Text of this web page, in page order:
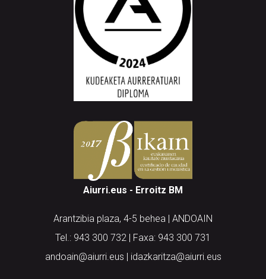
Aiurri.eus - Erroitz BM
Arantzibia plaza, 4-5 behea | ANDOAIN
Tel.: 943 300 732 | Faxa: 943 300 731
andoain@aiurri.eus | idazkaritza@aiurri.eus